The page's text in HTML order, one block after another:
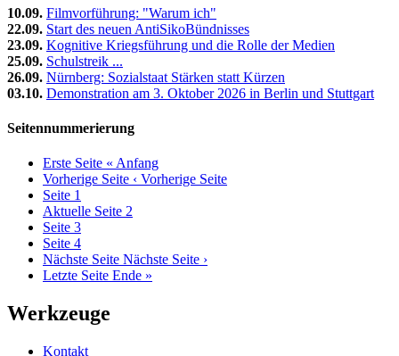
10.09. Filmvorführung: "Warum ich"
22.09. Start des neuen AntiSikoBündnisses
23.09. Kognitive Kriegsführung und die Rolle der Medien
25.09. Schulstreik ...
26.09. Nürnberg: Sozialstaat Stärken statt Kürzen
03.10. Demonstration am 3. Oktober 2026 in Berlin und Stuttgart
Seitennummerierung
Erste Seite « Anfang
Vorherige Seite ‹ Vorherige Seite
Seite 1
Aktuelle Seite 2
Seite 3
Seite 4
Nächste Seite Nächste Seite ›
Letzte Seite Ende »
Werkzeuge
Kontakt